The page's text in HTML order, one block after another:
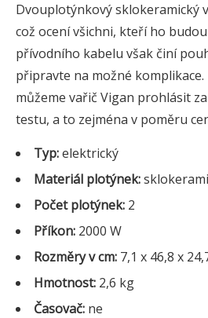
Dvouplotýnkový sklokeramický
což ocení všichni, kteří ho
přívodního kabelu však činí
připravte na možné
můžeme vařič Vigan prohlásit
testu, a to zejména v poměru
Typ:elektrický
Materiál plotýnek:
Počet plotýnek: 2
Příkon: 2000 W
Rozměry v cm: 7,1 x 46,8 x
Hmotnost: 2,6 kg
Časovač: ne